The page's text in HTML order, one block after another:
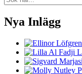
Nya Inlägg